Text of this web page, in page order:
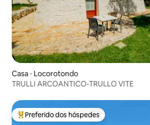
Casa ⋅ Locorotondo
TRULLI ARCOANTICO-TRULLO VITE
Entre os melhores preferidos dos hóspedes
Preferido dos hóspedes